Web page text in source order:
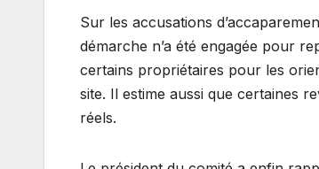
Sur les accusations
démarche n’a été engagée pour
certains propriétaires pour les
site. Il estime aussi que certaines
réels.